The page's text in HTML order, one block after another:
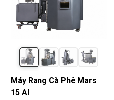
Máy Rang Cà Phê Mars
15 AI